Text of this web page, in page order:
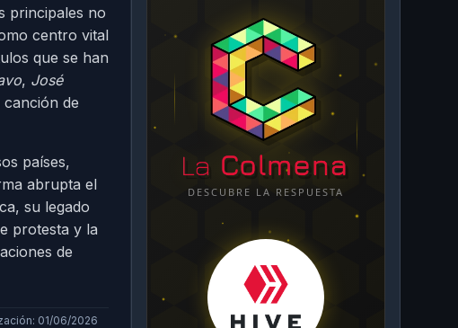
principales no
centro vital
que se han
, José
de
países,
abrupta el
su legado
protesta y la
de
01/06/2026